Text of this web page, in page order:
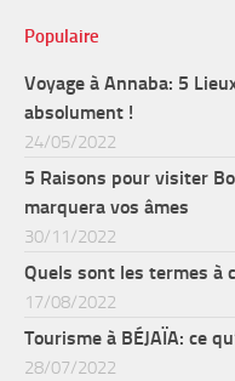
Populaire
Voyage à Annaba: 5
absolument !
24/05/2022
5 Raisons pour visiter
marquera vos âmes
30/11/2022
Quels sont les termes à
17/08/2022
Tourisme à BÉJAÏA: ce
28/07/2022